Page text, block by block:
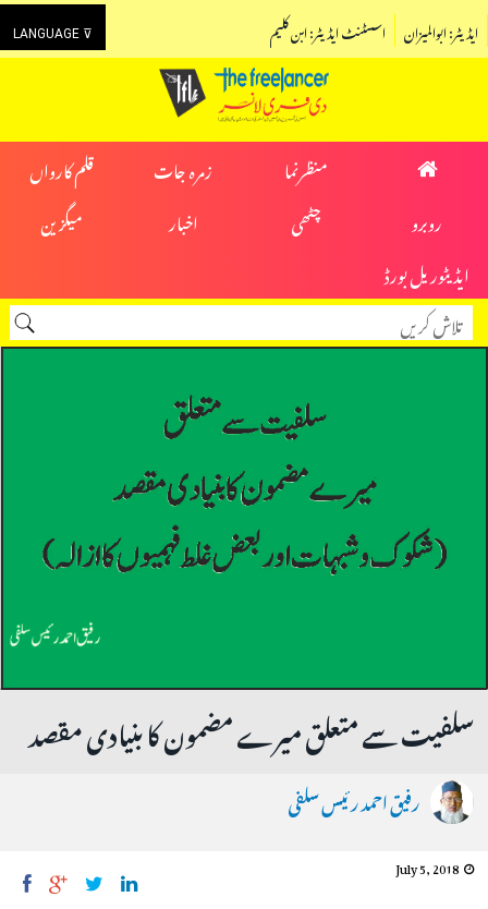
LANGUAGE ⊽ اسسٹنٹ ایڈیٹر: ابن کلیم ایڈیٹر: ابوالمیزان
منظرنما زمرہ جات
قلم کارواں
روبرو
چٹھی اخبار
میگزین
ایڈیٹوریل بورڈ
سلفیت سے متعلق میرے مضمون کا بنیادی مقصد
رفیق احمد رئیس سلفی
July 5, 2018